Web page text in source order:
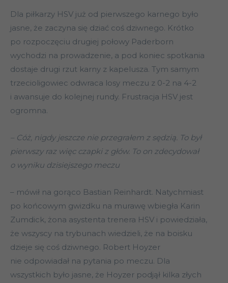
Dla piłkarzy HSV już od pierwszego karnego było
jasne, że zaczyna się dziać coś dziwnego. Krótko
po rozpoczęciu drugiej połowy Paderborn
wychodzi na prowadzenie, a pod koniec spotkania
dostaje drugi rzut karny z kapelusza. Tym samym
trzecioligowiec odwraca losy meczu z 0-2 na 4-2
i awansuje do kolejnej rundy. Frustracja HSV jest
ogromna.
– Cóż, nigdy jeszcze nie przegrałem z sędzią. To był
pierwszy raz więc czapki z głów. To on zdecydował
o wyniku dzisiejszego meczu
– mówił na gorąco Bastian Reinhardt. Natychmiast
po końcowym gwizdku na murawę wbiegła Karin
Zumdick, żona asystenta trenera HSV i powiedziała,
że wszyscy na trybunach wiedzieli, że na boisku
dzieje się coś dziwnego. Robert Hoyzer
nie odpowiadał na pytania po meczu. Dla
wszystkich było jasne, że Hoyzer podjął kilka złych